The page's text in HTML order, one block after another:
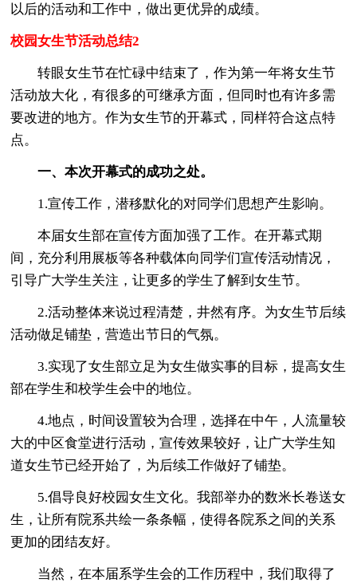
以后的活动和工作中，做出更优异的成绩。
校园女生节活动总结2
转眼女生节在忙碌中结束了，作为第一年将女生节
活动放大化，有很多的可继承方面，但同时也有许多需
要改进的地方。作为女生节的开幕式，同样符合这点特
点。
一、本次开幕式的成功之处。
1.宣传工作，潜移默化的对同学们思想产生影响。
本届女生部在宣传方面加强了工作。在开幕式期
间，充分利用展板等各种载体向同学们宣传活动情况，
引导广大学生关注，让更多的学生了解到女生节。
2.活动整体来说过程清楚，井然有序。为女生节后续
活动做足铺垫，营造出节日的气氛。
3.实现了女生部立足为女生做实事的目标，提高女生
部在学生和校学生会中的地位。
4.地点，时间设置较为合理，选择在中午，人流量较
大的中区食堂进行活动，宣传效果较好，让广大学生知
道女生节已经开始了，为后续工作做好了铺垫。
5.倡导良好校园女生文化。我部举办的数米长卷送女
生，让所有院系共绘一条条幅，使得各院系之间的关系
更加的团结友好。
当然，在本届系学生会的工作历程中，我们取得了